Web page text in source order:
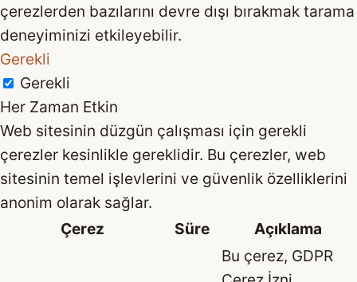
çerezlerden bazılarını devre dışı bırakmak tarama
deneyiminizi etkileyebilir.
Gerekli
Gerekli
Her Zaman Etkin
Web sitesinin düzgün çalışması için gerekli
çerezler kesinlikle gereklidir. Bu çerezler, web
sitesinin temel işlevlerini ve güvenlik özelliklerini
anonim olarak sağlar.
Çerez
Süre Açıklama
Bu çerez, GDPR